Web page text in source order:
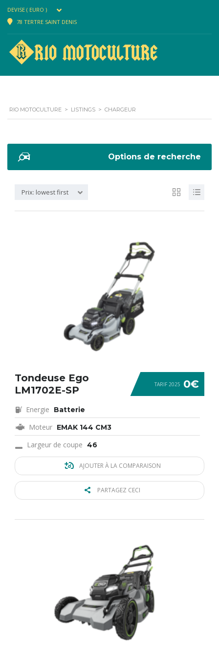
DEVISE ( EURO )
78 TERTRE SAINT DENIS
RIO MOTOCULTURE > LISTINGS > CHARGEUR
Options de recherche
Prix: lowest first
TARIF 2025 0€
Tondeuse Ego
LM1702E-SP
Energie Batterie
Moteur EMAK 144 CM3
Largeur de coupe 46
AJOUTER À LA COMPARAISON
PARTAGEZ CECI